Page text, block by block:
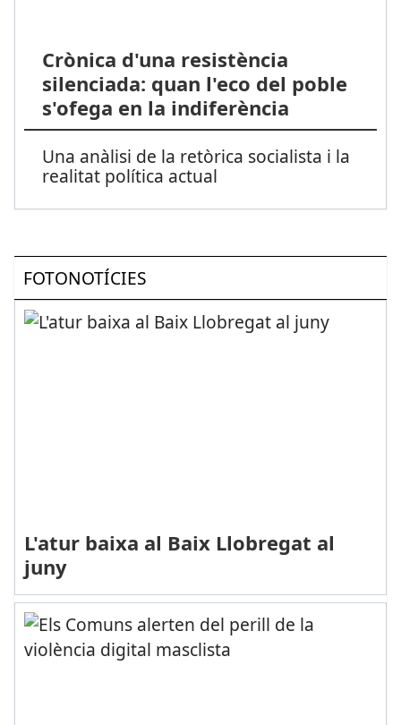
Crònica d'una resistència
silenciada: quan l'eco del poble
s'ofega en la indiferència
Una anàlisi de la retòrica socialista i la
realitat política actual
FOTONOTÍCIES
L'atur baixa al Baix Llobregat al
juny